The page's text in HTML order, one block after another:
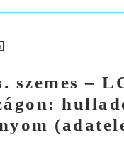
szemes –